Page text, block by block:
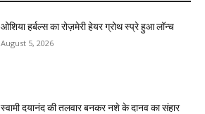
ओशिया हर्बल्स का रोज़मेरी हेयर ग्रोथ स्प्रे हुआ लॉन्च
August 5, 2026
स्वामी दयानंद की तलवार बनकर नशे के दानव का संहार